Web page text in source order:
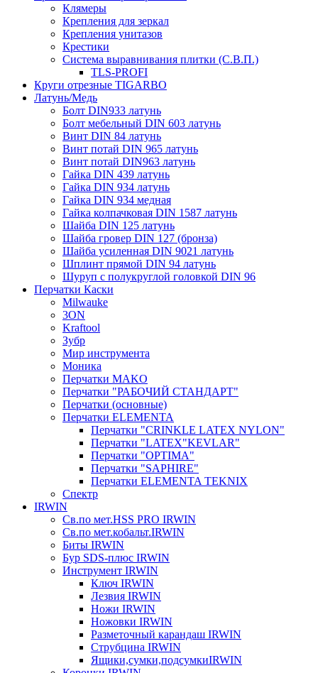
Клямеры
Крепления для зеркал
Крепления унитазов
Крестики
Система выравнивания плитки (С.В.П.)
TLS-PROFI
Круги отрезные TIGARBO
Латунь/Медь
Болт DIN933 латунь
Болт мебельный DIN 603 латунь
Винт DIN 84 латунь
Винт потай DIN 965 латунь
Винт потай DIN963 латунь
Гайка DIN 439 латунь
Гайка DIN 934 латунь
Гайка DIN 934 медная
Гайка колпачковая DIN 1587 латунь
Шайба DIN 125 латунь
Шайба гровер DIN 127 (бронза)
Шайба усиленная DIN 9021 латунь
Шплинт прямой DIN 94 латунь
Шуруп с полукруглой головкой DIN 96
Перчатки Каски
Milwauke
3ON
Kraftool
Зубр
Мир инструмента
Моника
Перчатки MAKO
Перчатки "РАБОЧИЙ СТАНДАРТ"
Перчатки (основные)
Перчатки ELEMENTA
Перчатки "CRINKLE LATEX NYLON"
Перчатки "LATEX"KEVLAR"
Перчатки "OPTIMA"
Перчатки "SAPHIRE"
Перчатки ELEMENTA TEKNIX
Спектр
IRWIN
Св.по мет.HSS PRO IRWIN
Св.по мет.кобальт.IRWIN
Биты IRWIN
Бур SDS-плюс IRWIN
Инструмент IRWIN
Ключ IRWIN
Лезвия IRWIN
Ножи IRWIN
Ножовки IRWIN
Разметочный карандаш IRWIN
Струбцина IRWIN
Ящики,сумки,подсумкиIRWIN